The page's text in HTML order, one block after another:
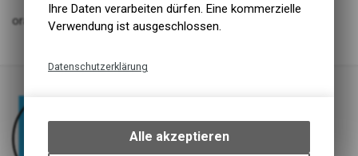
orange/gelb mit Reflekt und 2 LED zur besseren Sichtbarkeit
Ihre Daten verarbeiten dürfen. Eine kommerzielle
Verwendung ist ausgeschlossen.
Datenschutzerklärung
bestimmte Interaktionen und
Einstellungen auf Ihrem Gerät,
Alle akzeptieren